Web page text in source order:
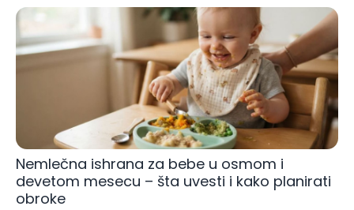
Nemlečna ishrana za bebe u osmom i
devetom mesecu – šta uvesti i kako planirati
obroke